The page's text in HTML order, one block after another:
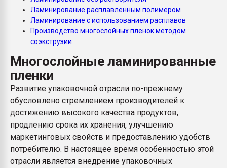
Всё, что касается
бутылок
Ламинирование расплавленным полимером
Ламинирование с использованием расплавов
Производство многослойных пленок методом
соэкструзии
Многослойные ламинированные
пленки
Развитие упаковочной отрасли по-прежнему
обусловлено стремлением производителей к
достижению высокого качества продуктов,
продлению срока их хранения, улучшению
маркетинговых свойств и предоставлению удобств
потребителю. В настоящее время особенностью этой
отрасли является внедрение упаковочных